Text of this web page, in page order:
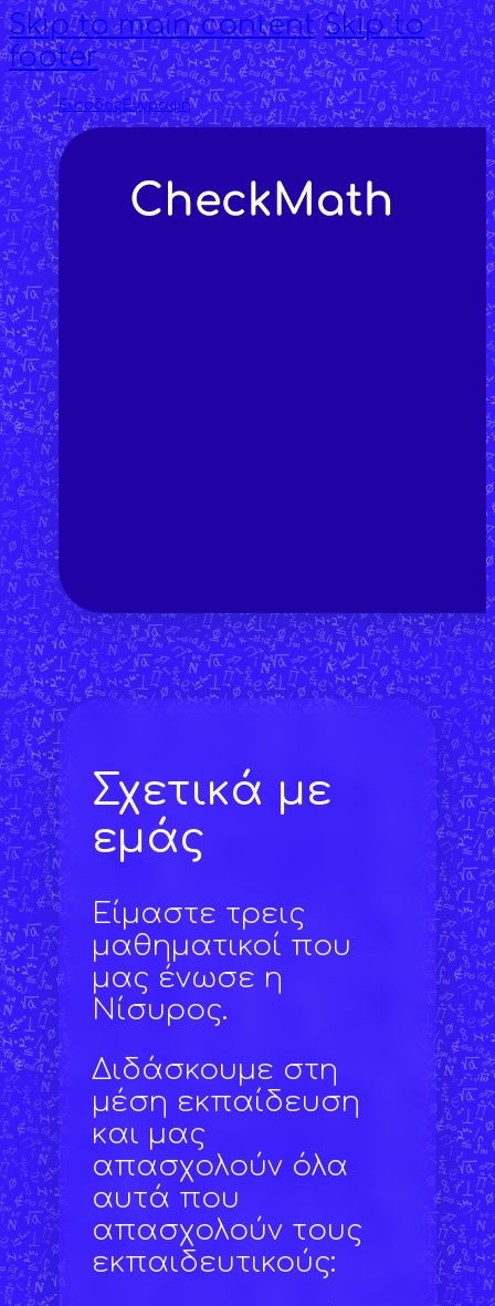
Skip to main content Skip to
footer
Έισοδος Εγγραφή
Σχετικά με
εμάς
Είμαστε τρεις
μαθηματικοί που
μας ένωσε η
Νίσυρος.
Διδάσκουμε στη
μέση εκπαίδευση
και μας
απασχολούν όλα
αυτά που
απασχολούν τους
εκπαιδευτικούς: